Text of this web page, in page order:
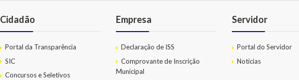
Cidadão
Portal da Transparência
SIC
Concursos e Seletivos
Empresa
Declaração de ISS
Comprovante de Inscrição
Municipal
Servidor
Portal do Servidor
Notícias